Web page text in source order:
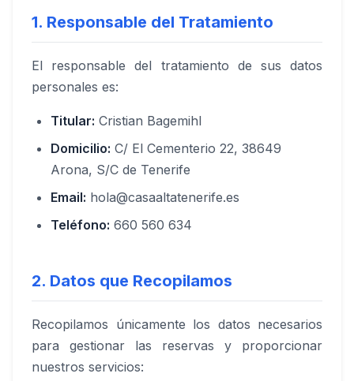
1. Responsable del Tratamiento
El responsable del tratamiento de sus datos
personales es:
Titular: Cristian Bagemihl
Domicilio: C/ El Cementerio 22, 38649
Arona, S/C de Tenerife
Email: hola@casaaltatenerife.es
Teléfono: 660 560 634
2. Datos que Recopilamos
Recopilamos únicamente los datos necesarios
para gestionar las reservas y proporcionar
nuestros servicios: